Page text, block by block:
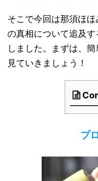
そこで今回は那須ほ
の真相について追及
しました。まずは、
見ていきましょう！
プ